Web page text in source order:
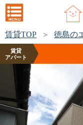
賃貸TOP 徳島の
賃貸
アパート